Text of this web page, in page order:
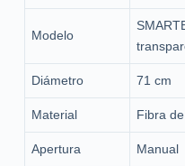
Modelo
Diámetro 71 cm
Material Fibra
Apertura Manual